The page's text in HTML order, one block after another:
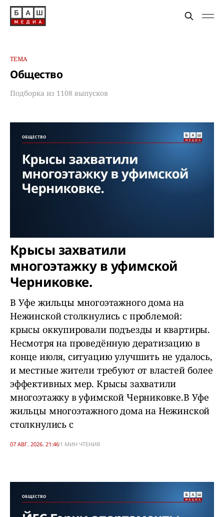
ТЕМА
Общество
Подборка из 1108 выпусков
Крысы захватили
многоэтажку в уфимской
Черниковке.
В Уфе жильцы многоэтажного дома на
Нежинской столкнулись с проблемой:
крысы оккупировали подъезды и квартиры.
Несмотря на проведённую дератизацию в
конце июля, ситуацию улучшить не удалось,
и местные жители требуют от властей более
эффективных мер. Крысы захватили
многоэтажку в уфимской Черниковке.В Уфе
жильцы многоэтажного дома на Нежинской
столкнулись с
07 АВГ. 2026. 21:46 1 МИН ЧТЕНИЯ